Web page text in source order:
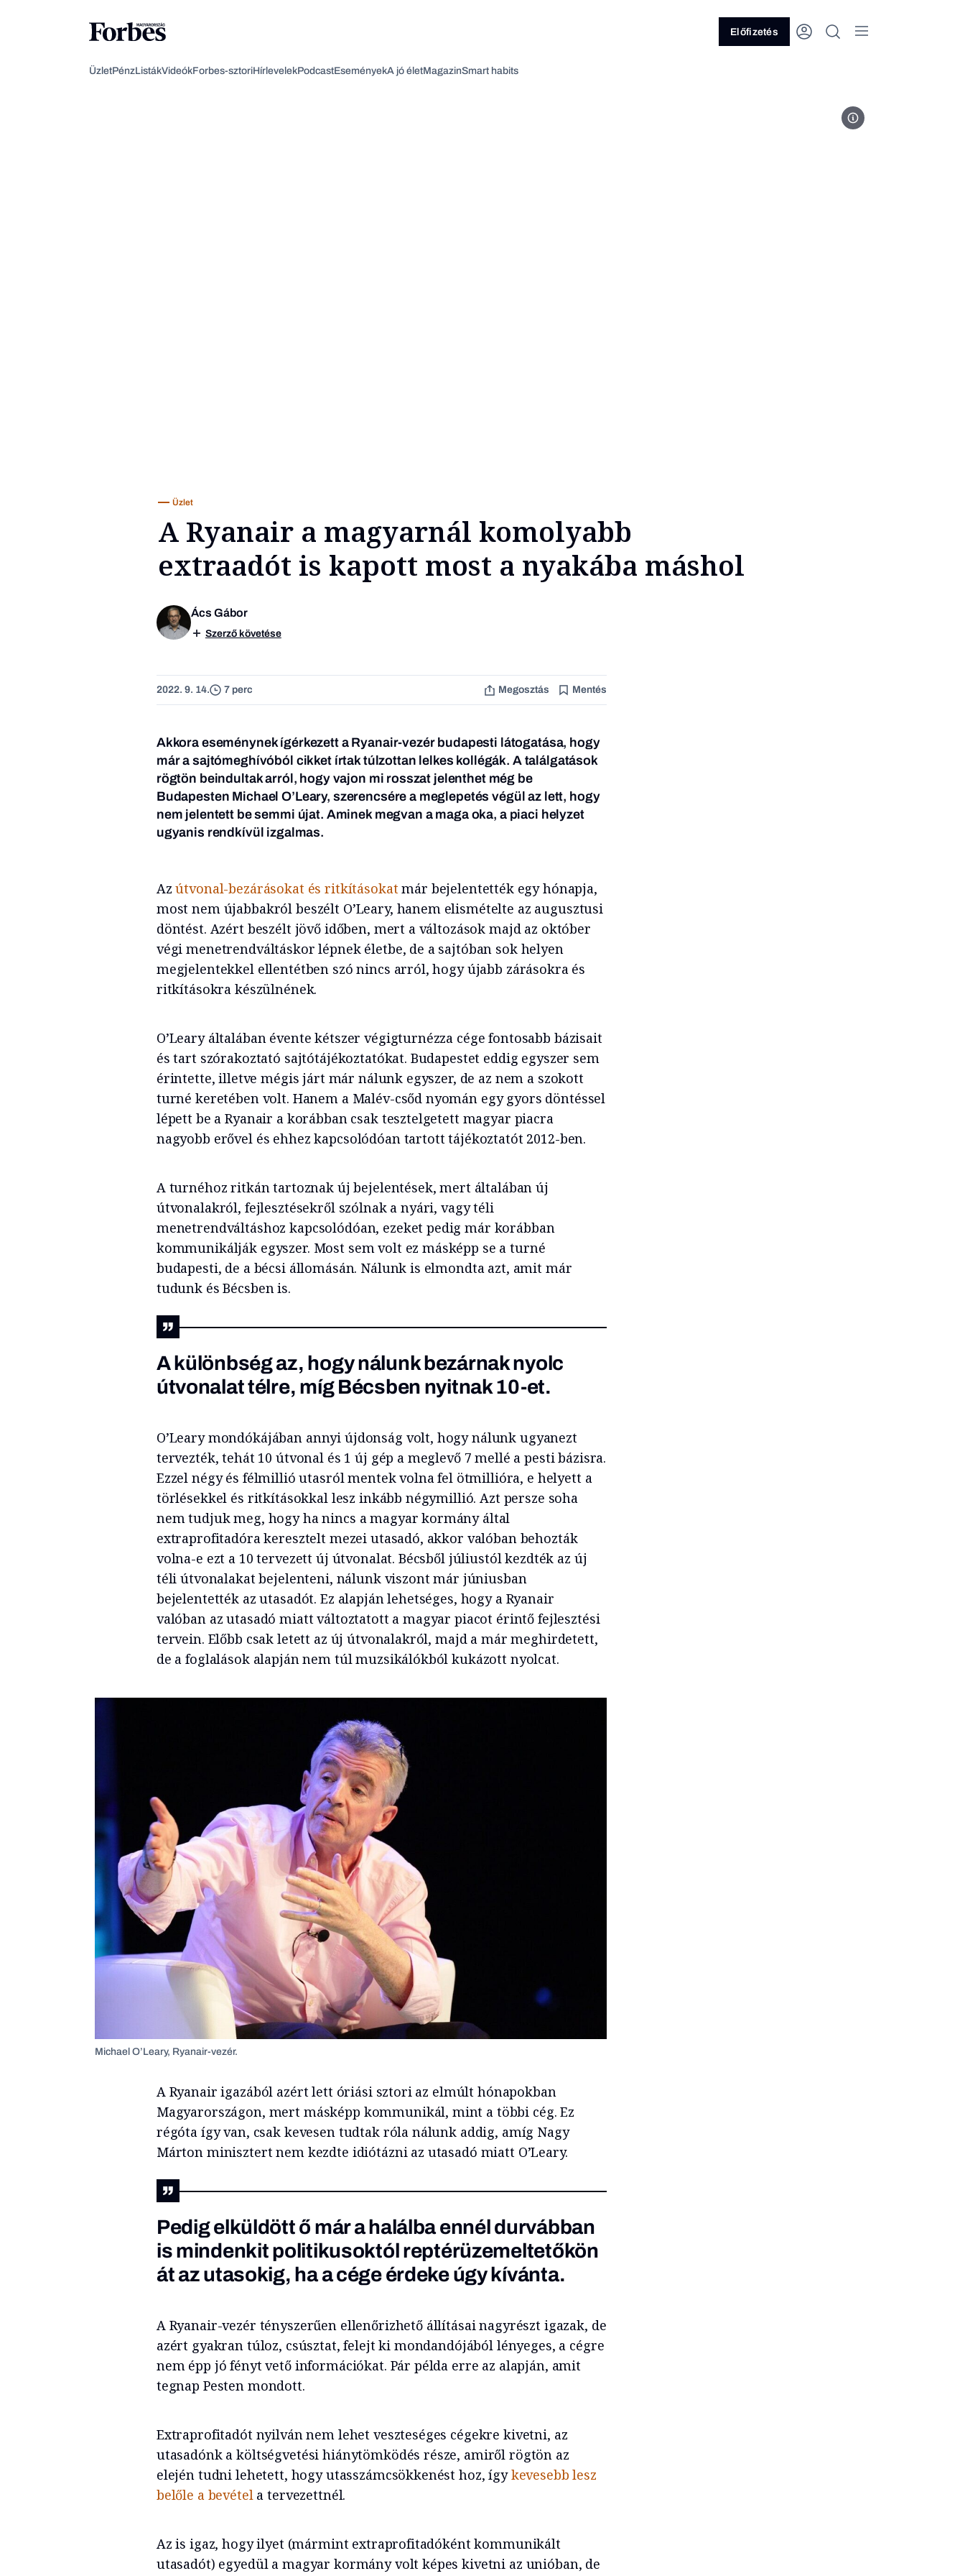
Előfizetés
ÜzletPénzListákVideókForbes-sztoriHírlevelekPodcastEseményekA jó életMagazinSmart habits
Fotó: Michael Oldfield
Üzlet
A Ryanair a magyarnál komolyabb
extraadót is kapott most a nyakába máshol
Ács Gábor
Szerző követése
2022. 9. 14. 7 perc Megosztás Mentés
Akkora eseménynek ígérkezett a Ryanair-vezér budapesti látogatása, hogy
már a sajtómeghívóból cikket írtak túlzottan lelkes kollégák. A találgatások
rögtön beindultak arról, hogy vajon mi rosszat jelenthet még be
Budapesten Michael O’Leary, szerencsére a meglepetés végül az lett, hogy
nem jelentett be semmi újat. Aminek megvan a maga oka, a piaci helyzet
ugyanis rendkívül izgalmas.
Azútvonal-bezárásokat és ritkításokat már bejelentették egy hónapja,
most nem újabbakról beszélt O’Leary, hanem elismételte az augusztusi
döntést. Azért beszélt jövő időben, mert a változások majd az október
végi menetrendváltáskor lépnek életbe, de a sajtóban sok helyen
megjelentekkel ellentétben szó nincs arról, hogy újabb zárásokra és
ritkításokra készülnének.
O’Leary általában évente kétszer végigturnézza cége fontosabb bázisait
és tart szórakoztató sajtótájékoztatókat. Budapestet eddig egyszer sem
érintette, illetve mégis járt már nálunk egyszer, de az nem a szokott
turné keretében volt. Hanem a Malév-csőd nyomán egy gyors döntéssel
lépett be a Ryanair a korábban csak tesztelgetett magyar piacra
nagyobb erővel és ehhez kapcsolódóan tartott tájékoztatót 2012-ben.
A turnéhoz ritkán tartoznak új bejelentések, mert általában új
útvonalakról, fejlesztésekről szólnak a nyári, vagy téli
menetrendváltáshoz kapcsolódóan, ezeket pedig már korábban
kommunikálják egyszer. Most sem volt ez másképp se a turné
budapesti, de a bécsi állomásán. Nálunk is elmondta azt, amit már
tudunk és Bécsben is.
A különbség az, hogy nálunk bezárnak nyolc
útvonalat télre, míg Bécsben nyitnak 10-et.
O’Leary mondókájában annyi újdonság volt, hogy nálunk ugyanezt
tervezték, tehát 10 útvonal és 1 új gép a meglevő 7 mellé a pesti bázisra.
Ezzel négy és félmillió utasról mentek volna fel ötmillióra, e helyett a
törlésekkel és ritkításokkal lesz inkább négymillió. Azt persze soha
nem tudjuk meg, hogy ha nincs a magyar kormány által
extraprofitadóra keresztelt mezei utasadó, akkor valóban behozták
volna-e ezt a 10 tervezett új útvonalat. Bécsből júliustól kezdték az új
téli útvonalakat bejelenteni, nálunk viszont már júniusban
bejelentették az utasadót. Ez alapján lehetséges, hogy a Ryanair
valóban az utasadó miatt változtatott a magyar piacot érintő fejlesztési
tervein. Előbb csak letett az új útvonalakról, majd a már meghirdetett,
de a foglalások alapján nem túl muzsikálókból kukázott nyolcat.
Michael O’Leary, Ryanair-vezér.
A Ryanair igazából azért lett óriási sztori az elmúlt hónapokban
Magyarországon, mert másképp kommunikál, mint a többi cég. Ez
régóta így van, csak kevesen tudtak róla nálunk addig, amíg Nagy
Márton minisztert nem kezdte idiótázni az utasadó miatt O’Leary.
Pedig elküldött ő már a halálba ennél durvábban
is mindenkit politikusoktól reptérüzemeltetőkön
át az utasokig, ha a cége érdeke úgy kívánta.
A Ryanair-vezér tényszerűen ellenőrizhető állításai nagyrészt igazak, de
azért gyakran túloz, csúsztat, felejt ki mondandójából lényeges, a cégre
nem épp jó fényt vető információkat. Pár példa erre az alapján, amit
tegnap Pesten mondott.
Extraprofitadót nyilván nem lehet veszteséges cégekre kivetni, az
utasadónk a költségvetési hiánytömködés része, amiről rögtön az
elején tudni lehetett, hogy utasszámcsökkenést hoz, ígykevesebb lesz
belőle a bevétel a tervezettnél.
Az is igaz, hogy ilyet (mármint extraprofitadóként kommunikált
utasadót) egyedül a magyar kormány volt képes kivetni az unióban, de